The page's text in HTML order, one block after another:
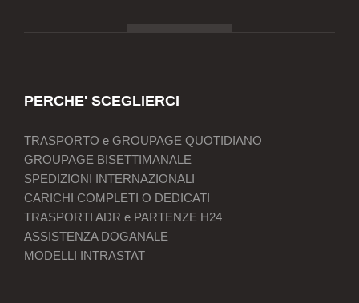
PERCHE' SCEGLIERCI
TRASPORTO e GROUPAGE QUOTIDIANO
GROUPAGE BISETTIMANALE
SPEDIZIONI INTERNAZIONALI
CARICHI COMPLETI O DEDICATI
TRASPORTI ADR e PARTENZE H24
ASSISTENZA DOGANALE
MODELLI INTRASTAT